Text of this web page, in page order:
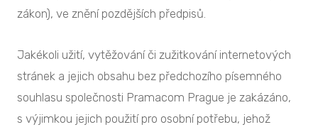
zákon), ve znění pozdějších předpisů.
Jakékoli užití, vytěžování či zužitkování internetových
stránek a jejich obsahu bez předchozího písemného
souhlasu společnosti Pramacom Prague je zakázáno,
s výjimkou jejich použití pro osobní potřebu, jehož